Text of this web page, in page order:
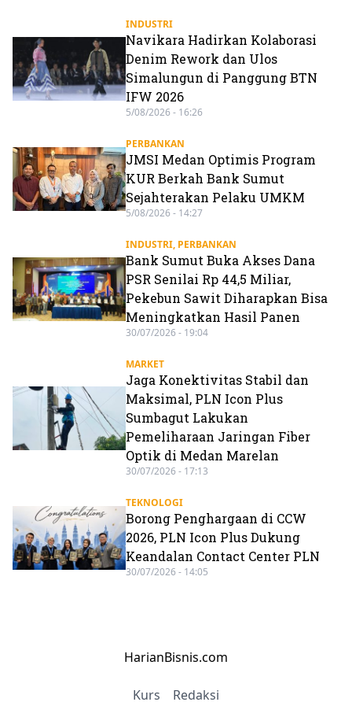
INDUSTRI
Navikara Hadirkan Kolaborasi
Denim Rework dan Ulos
Simalungun di Panggung BTN
IFW 2026
5/08/2026 - 16:26
PERBANKAN
JMSI Medan Optimis Program
KUR Berkah Bank Sumut
Sejahterakan Pelaku UMKM
5/08/2026 - 14:27
INDUSTRI, PERBANKAN
Bank Sumut Buka Akses Dana
PSR Senilai Rp 44,5 Miliar,
Pekebun Sawit Diharapkan Bisa
Meningkatkan Hasil Panen
30/07/2026 - 19:04
MARKET
Jaga Konektivitas Stabil dan
Maksimal, PLN Icon Plus
Sumbagut Lakukan
Pemeliharaan Jaringan Fiber
Optik di Medan Marelan
30/07/2026 - 17:13
TEKNOLOGI
Borong Penghargaan di CCW
2026, PLN Icon Plus Dukung
Keandalan Contact Center PLN
30/07/2026 - 14:05
HarianBisnis.com
Kurs Redaksi